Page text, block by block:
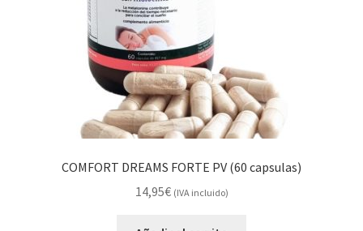
COMFORT DREAMS FORTE PV (60 capsulas)
14,95€ (IVA incluido)